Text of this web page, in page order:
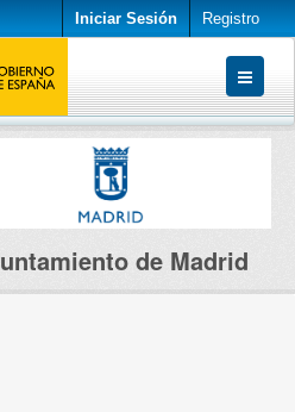
Iniciar Sesión Registro
de Madrid